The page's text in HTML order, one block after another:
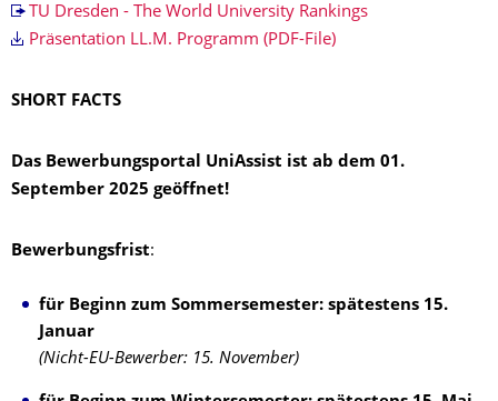
TU Dresden - The World University Rankings
Präsentation LL.M. Programm (PDF-File)
SHORT FACTS
Das Bewerbungsportal UniAssist ist ab dem 01.
September 2025 geöffnet!
Bewerbungsfrist:
für Beginn zum Sommersemester: spätestens 15.
Januar
(Nicht-EU-Bewerber: 15. November)